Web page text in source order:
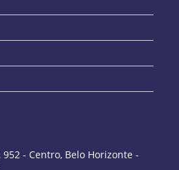
952 - Centro, Belo Horizonte -